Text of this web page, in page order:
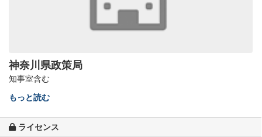
神奈川県政策局
知事室含む
もっと読む
ライセンス